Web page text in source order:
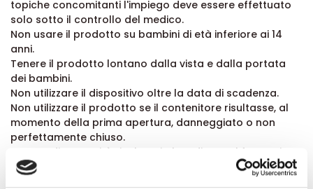
topiche concomitanti l'impiego deve essere effettuato
solo sotto il controllo del medico.
Non usare il prodotto su bambini di età inferiore ai 14
anni.
Tenere il prodotto lontano dalla vista e dalla portata
dei bambini.
Non utilizzare il dispositivo oltre la data di scadenza.
Non utilizzare il prodotto se il contenitore risultasse, al
momento della prima apertura, danneggiato o non
perfettamente chiuso.
In caso di necessità rivolgersi al medico o al farmacista.
Non sono prevedibili effetti indesiderati associati all'uso
del prodotto. Eventuali effetti indesiderati associati